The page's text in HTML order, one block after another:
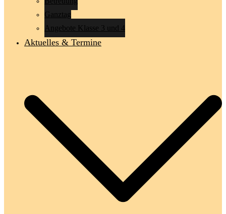
Ganztag
Angebote Klasse 3 und 4
Aktuelles & Termine